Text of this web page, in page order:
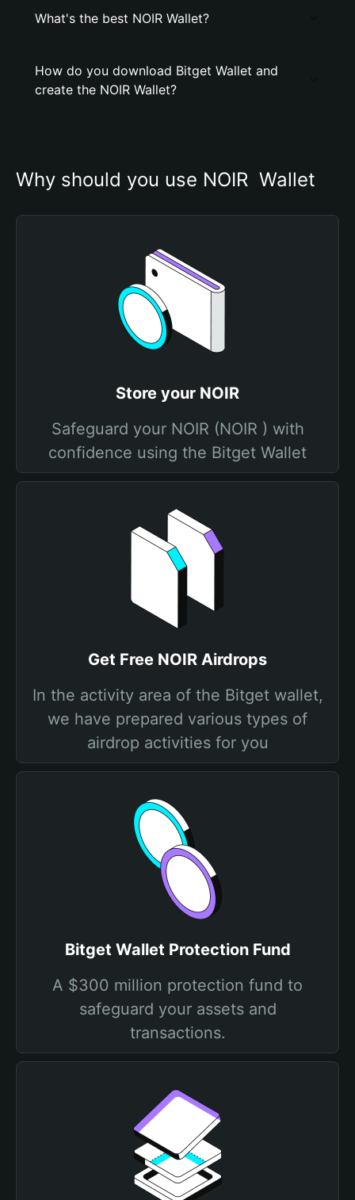
What's the best NOIR Wallet?
How do you download Bitget Wallet and
create the NOIR Wallet?
Why should you use NOIR  Wallet
Store your NOIR
Safeguard your NOIR (NOIR ) with
confidence using the Bitget Wallet
Get Free NOIR Airdrops
In the activity area of the Bitget wallet,
we have prepared various types of
airdrop activities for you
Bitget Wallet Protection Fund
A $300 million protection fund to
safeguard your assets and
transactions.